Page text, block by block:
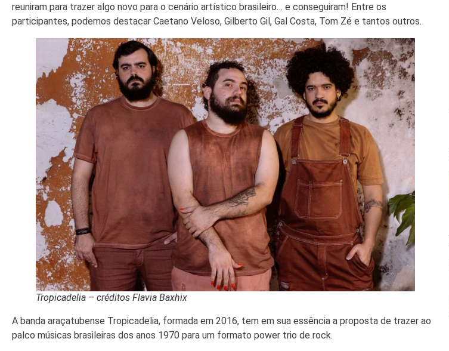
reuniram para trazer algo novo para o cenário artístico brasileiro… e conseguiram! Entre os
participantes, podemos destacar Caetano Veloso, Gilberto Gil, Gal Costa, Tom Zé e tantos outros.
Tropicadelia – créditos Flavia Baxhix
A banda araçatubense Tropicadelia, formada em 2016, tem em sua essência a proposta de trazer ao
palco músicas brasileiras dos anos 1970 para um formato power trio de rock.